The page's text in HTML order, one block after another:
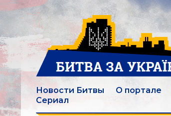
Новости Битвы О портале
Сериал